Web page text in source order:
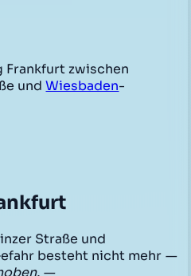
Frankfurt zwischen
undWiesbaden-
Straße und
besteht nicht mehr —
—